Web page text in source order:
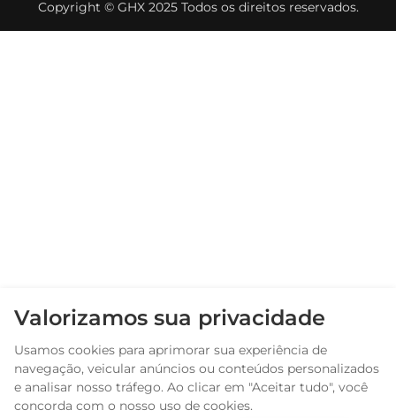
Copyright © GHX 2025 Todos os direitos reservados.
Valorizamos sua privacidade
Usamos cookies para aprimorar sua experiência de
navegação, veicular anúncios ou conteúdos personalizados
e analisar nosso tráfego. Ao clicar em "Aceitar tudo", você
concorda com o nosso uso de cookies.
French
Spanish
Russian